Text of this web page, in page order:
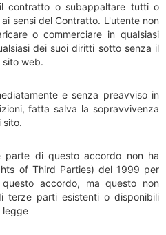
contratto o subappaltare tutti o
sensi del Contratto. L'utente non
o commerciare in qualsiasi
dei suoi diritti sotto senza il
web.
e senza preavviso in
fatta salva la sopravvivenza
sito.
parte di questo accordo non ha
of Third Parties) del 1999 per
accordo, ma questo non
terze parti esistenti o disponibili
legge